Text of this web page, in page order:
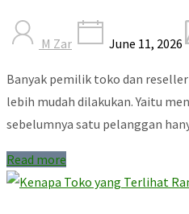
M Zar June 11, 2026
Banyak pemilik toko dan
lebih mudah dilakukan. Yaitu
sebelumnya satu pelanggan
Read more